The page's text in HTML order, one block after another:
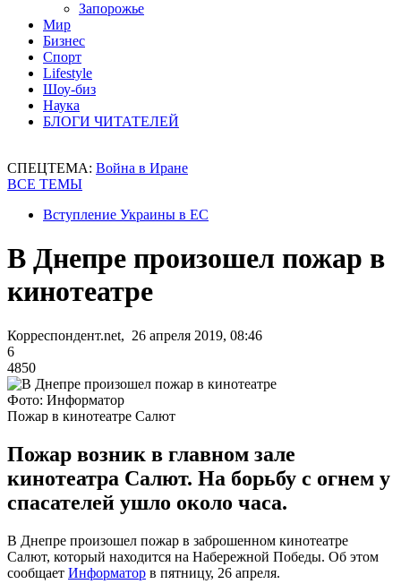
Запорожье
Мир
Бизнес
Спорт
Lifestyle
Шоу-биз
Наука
БЛОГИ ЧИТАТЕЛЕЙ
СПЕЦТЕМА: Война в Иране
ВСЕ ТЕМЫ
Вступление Украины в ЕС
В Днепре произошел пожар в
кинотеатре
Корреспондент.net, 26 апреля 2019, 08:46
6
4850
Фото: Информатор
Пожар в кинотеатре Салют
Пожар возник в главном зале
кинотеатра Салют. На борьбу с огнем у
спасателей ушло около часа.
В Днепре произошел пожар в заброшенном кинотеатре
Салют, который находится на Набережной Победы. Об этом
сообщает Информатор в пятницу, 26 апреля.